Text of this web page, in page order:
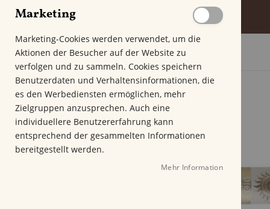
Spirituosenwelt
Startseite Dios del Sol El Principio Robusto
Z
u
E
n
d
e
Marketing
Marketing-Cookies werden verwendet, um die
Aktionen der Besucher auf der Website zu
verfolgen und zu sammeln. Cookies speichern
Benutzerdaten und Verhaltensinformationen, die
es den Werbediensten ermöglichen, mehr
Zielgruppen anzusprechen. Auch eine
individuellere Benutzererfahrung kann
entsprechend der gesammelten Informationen
bereitgestellt werden.
Mehr Information